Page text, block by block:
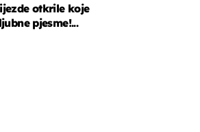
otkrile koje
pjesme!...